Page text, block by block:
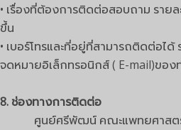
• เรื่องที่ต้องการติดต่อสอบถาม ราย
ขึ้น
• เบอร์โทรและที่อยู่ที่สามารถติดต่อไ
จดหมายอิเล็กทรอนิกส์ ( E-mail)ของ
8. ช่องทางการติดต่อ
ศูนย์ศรีพัฒน์ คณะแพทยศาสต